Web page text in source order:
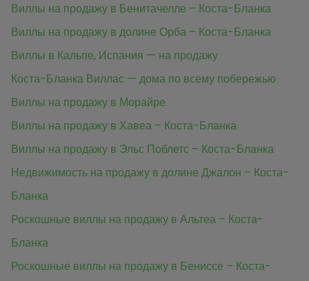
Виллы на продажу в Бенитачелле – Коста-Бланка
Виллы на продажу в долине Орба – Коста-Бланка
Виллы в Кальпе, Испания — на продажу
Коста-Бланка Виллас — дома по всему побережью
Виллы на продажу в Морайре
Виллы на продажу в Хавеа – Коста-Бланка
Виллы на продажу в Эльс Поблетс – Коста-Бланка
Недвижимость на продажу в долине Джалон – Коста-
Бланка
Роскошные виллы на продажу в Альтеа – Коста-
Бланка
Роскошные виллы на продажу в Бениссе – Коста-